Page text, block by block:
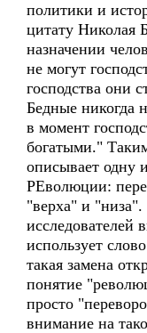
политики и
цитату Николая
назначении
не могут
господства они
Бедные никогда
в момент
богатыми."
описывает одну
РЕволюции:
"верха" и
исследователей
использует
такая замена
понятие
просто
внимание на